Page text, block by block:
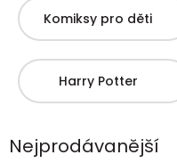
Komiksy pro děti
Harry Potter
Nejprodávanější